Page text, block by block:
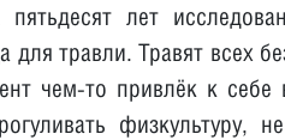
лет
для травли. Травят всех
чем-то привлёк к себе
физкультуру,